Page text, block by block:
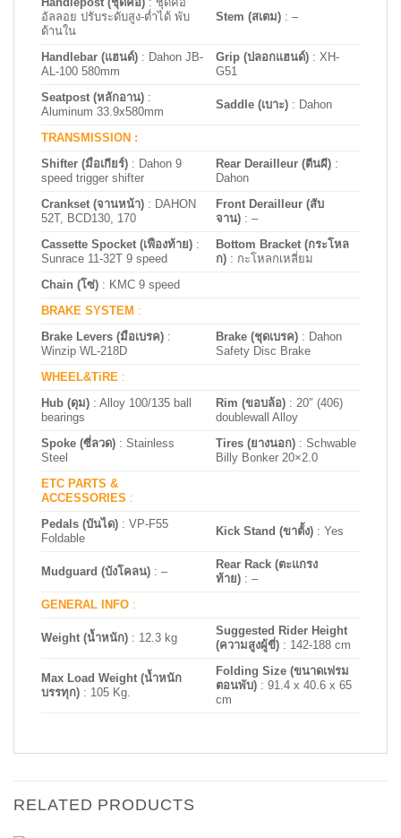
อัลลอย ปรับระดับสูง-ต่ำได้ พับ
ด้านใน
Stem (สเตม) : –
Handlebar (แฮนด์) : Dahon JB-
AL-100 580mm
Grip (ปลอกแฮนด์) : XH-
G51
Seatpost (หลักอาน) :
Aluminum 33.9x580mm
Saddle (เบาะ) : Dahon
TRANSMISSION :
Shifter (มือเกียร์) : Dahon 9
speed trigger shifter
Rear Derailleur (ตีนผี) :
Dahon
Crankset (จานหน้า) : DAHON
52T, BCD130, 170
Front Derailleur (สับ
จาน) :–
Cassette Spocket (เฟืองท้าย) :
Sunrace 11-32T 9 speed
Bottom Bracket (กระโหล
ก) : กะโหลกเหลี่ยม
Chain (โซ่) : KMC 9 speed
BRAKE SYSTEM :
Brake Levers (มือเบรค) :
Winzip WL-218D
Brake (ชุดเบรค) : Dahon
Safety Disc Brake
WHEEL&TiRE :
Hub (ดุม) : Alloy 100/135 ball
bearings
Rim (ขอบล้อ) : 20″ (406)
doublewall Alloy
Spoke (ซี่ลวด) : Stainless
Steel
Tires (ยางนอก) : Schwable
Billy Bonker 20×2.0
ETC PARTS &
ACCESSORIES :
Pedals (บันได) : VP-F55
Foldable
Kick Stand (ขาตั้ง) :Yes
Mudguard (บังโคลน) : –
Rear Rack (ตะแกรง
ท้าย) :–
GENERAL INFO :
Weight (น้ำหนัก) : 12.3 kg
Suggested Rider Height
(ความสูงผู้ขี่) : 142-188 cm
Max Load Weight (น้ำหนัก
บรรทุก) : 105 Kg.
Folding Size (ขนาดเฟรม
ตอนพับ) : 91.4 x 40.6 x 65
cm
RELATED PRODUCTS